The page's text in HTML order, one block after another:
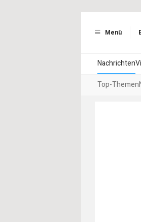
Menü
Nachrichten
Top-Themen